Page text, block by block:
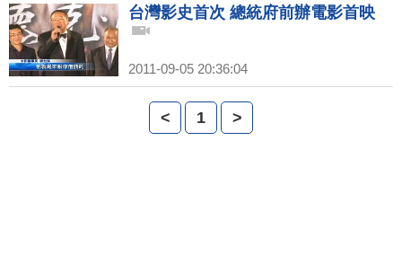
台灣影史首次 總統府前辦電影首映
2011-09-05 20:36:04
< 1 >